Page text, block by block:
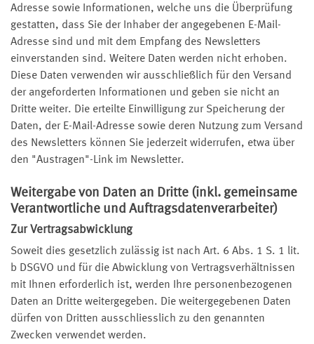
Adresse sowie Informationen, welche uns die Überprüfung
gestatten, dass Sie der Inhaber der angegebenen E-Mail-
Adresse sind und mit dem Empfang des Newsletters
einverstanden sind. Weitere Daten werden nicht erhoben.
Diese Daten verwenden wir ausschließlich für den Versand
der angeforderten Informationen und geben sie nicht an
Dritte weiter. Die erteilte Einwilligung zur Speicherung der
Daten, der E-Mail-Adresse sowie deren Nutzung zum Versand
des Newsletters können Sie jederzeit widerrufen, etwa über
den "Austragen"-Link im Newsletter.
Weitergabe von Daten an Dritte (inkl. gemeinsame
Verantwortliche und Auftragsdatenverarbeiter)
Zur Vertragsabwicklung
Soweit dies gesetzlich zulässig ist nach Art. 6 Abs. 1 S. 1 lit.
b DSGVO und für die Abwicklung von Vertragsverhältnissen
mit Ihnen erforderlich ist, werden Ihre personenbezogenen
Daten an Dritte weitergegeben. Die weitergegebenen Daten
dürfen von Dritten ausschliesslich zu den genannten
Zwecken verwendet werden.